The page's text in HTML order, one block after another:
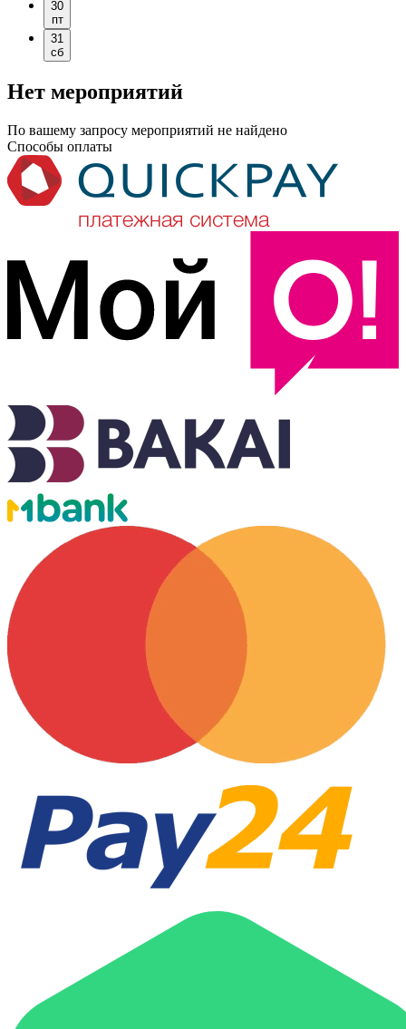
30
пт
31
сб
Нет мероприятий
По вашему запросу мероприятий не найдено
Способы оплаты